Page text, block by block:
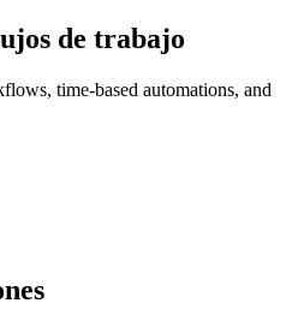
de trabajo
time-based automations, and